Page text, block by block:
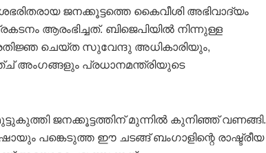
ജനക്കൂട്ടത്തെ കൈവീശി അഭിവാദ്യം
ആരംഭിച്ചത്. ബിജെപിയിൽ നിന്നുള്ള
ചെയ്ത സുവേന്ദു അധികാരിയും,
അംഗങ്ങളും പ്രധാനമന്ത്രിയുടെ
ജനക്കൂട്ടത്തിന് മുന്നിൽ കുനിഞ്ഞ് വണങ്ങി.
പങ്കെടുത്ത ഈ ചടങ്ങ് ബംഗാളിന്റെ രാഷ്ട്രീയ